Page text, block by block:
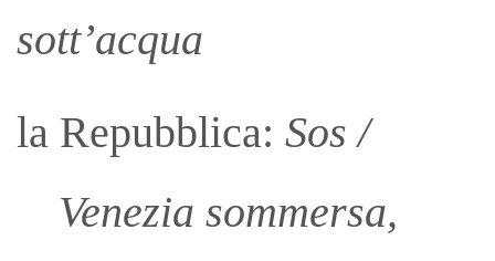
sott’acqua
la Repubblica: Sos /
Venezia sommersa,